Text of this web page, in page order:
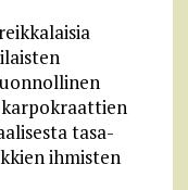
karpokraattien
tasa-
ihmisten